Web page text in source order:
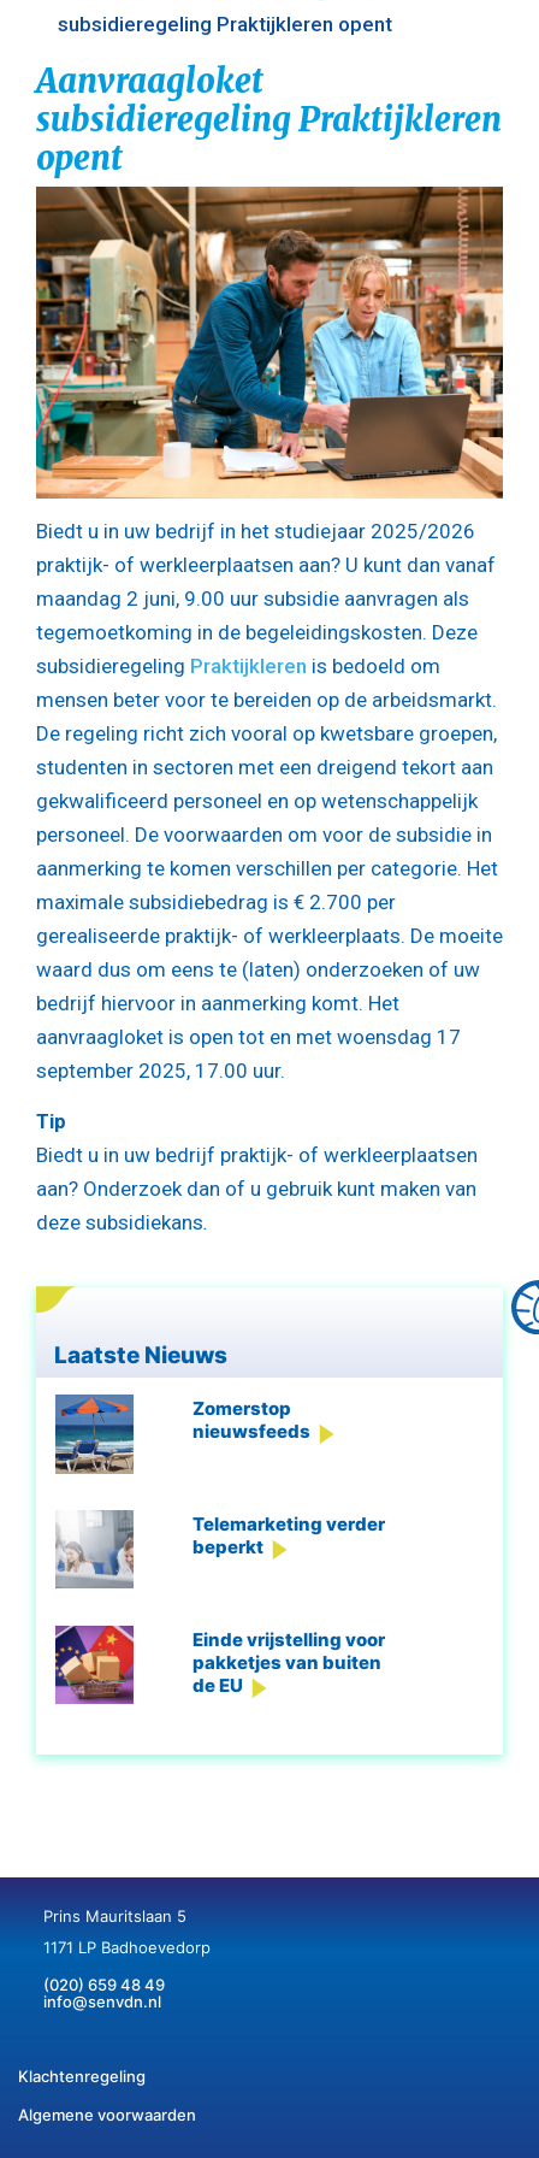
subsidieregeling Praktijkleren opent
Aanvraagloket
subsidieregeling Praktijkleren
opent
Biedt u in uw bedrijf in het studiejaar 2025/2026
praktijk- of werkleerplaatsen aan? U kunt dan vanaf
maandag 2 juni, 9.00 uur subsidie aanvragen als
tegemoetkoming in de begeleidingskosten. Deze
subsidieregeling Praktijkleren is bedoeld om
mensen beter voor te bereiden op de arbeidsmarkt.
De regeling richt zich vooral op kwetsbare groepen,
studenten in sectoren met een dreigend tekort aan
gekwalificeerd personeel en op wetenschappelijk
personeel. De voorwaarden om voor de subsidie in
aanmerking te komen verschillen per categorie. Het
maximale subsidiebedrag is € 2.700 per
gerealiseerde praktijk- of werkleerplaats. De moeite
waard dus om eens te (laten) onderzoeken of uw
bedrijf hiervoor in aanmerking komt. Het
aanvraagloket is open tot en met woensdag 17
september 2025, 17.00 uur.
Tip
Biedt u in uw bedrijf praktijk- of werkleerplaatsen
aan? Onderzoek dan of u gebruik kunt maken van
deze subsidiekans.
Laatste Nieuws
Zomerstop
nieuwsfeeds
Telemarketing verder
beperkt
Einde vrijstelling voor
pakketjes van buiten
de EU
Prins Mauritslaan 5
1171 LP Badhoevedorp
(020) 659 48 49
info@senvdn.nl
Klachtenregeling
Algemene voorwaarden